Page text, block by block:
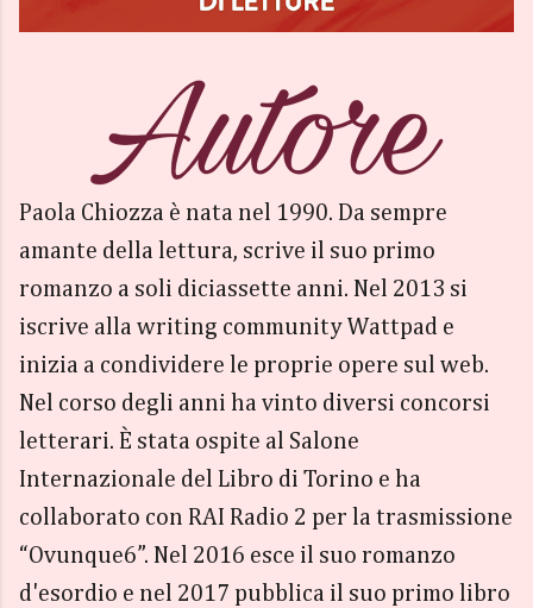
Paola Chiozza è nata nel 1990. Da sempre
amante della lettura, scrive il suo primo
romanzo a soli diciassette anni. Nel 2013 si
iscrive alla writing community Wattpad e
inizia a condividere le proprie opere sul web.
Nel corso degli anni ha vinto diversi concorsi
letterari. È stata ospite al Salone
Internazionale del Libro di Torino e ha
collaborato con RAI Radio 2 per la trasmissione
“Ovunque6”. Nel 2016 esce il suo romanzo
d'esordio e nel 2017 pubblica il suo primo libro